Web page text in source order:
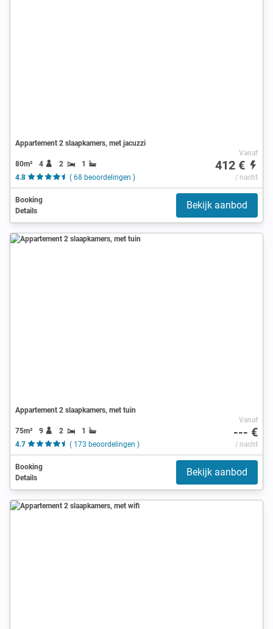
Appartement 2 slaapkamers, met jacuzzi
80m² 4 2
1
4.8
( 68 beoordelingen )
Vanaf
412 €
/ nacht
Booking
Details
Bekijk aanbod
Appartement 2 slaapkamers, met tuin
75m² 9 2
1
4.7
( 173 beoordelingen )
Vanaf
--- €
/ nacht
Booking
Details
Bekijk aanbod